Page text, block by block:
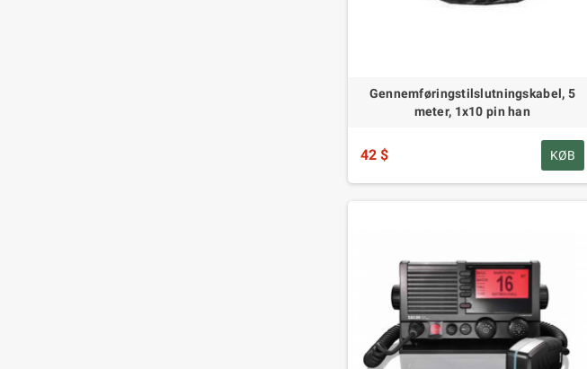
Gennemføringstilslutningskabel, 5
meter, 1x10 pin han
42 $ KØB